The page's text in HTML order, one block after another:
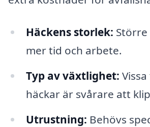
Häckens storlek:
mer tid och arbete.
Typ av växtlighet:
häckar är svårare att
Utrustning: Behövs